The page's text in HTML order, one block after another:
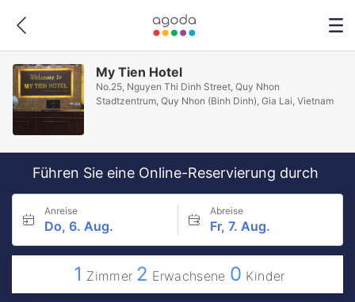
My Tien Hotel
No.25, Nguyen Thi Dinh Street, Quy Nhon
Stadtzentrum, Quy Nhon (Binh Dinh), Gia Lai, Vietnam
Führen Sie eine Online-Reservierung durch
Anreise
Do, 6. Aug.
Abreise
Fr, 7. Aug.
1 Zimmer 2 Erwachsene 0 Kinder